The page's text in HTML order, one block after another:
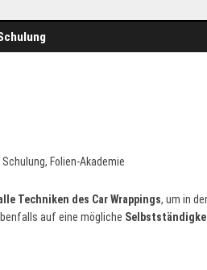
Techniken des Car Wrappings, um in
auf eine mögliche